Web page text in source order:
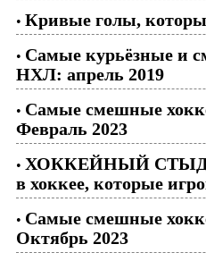
• Кривые голы,
• Самые курьёзные и
НХЛ: апрель 2019
• Самые смешные
Февраль 2023
• ХОККЕЙНЫЙ СТЫД:
в хоккее, которые
• Самые смешные
Октябрь 2023